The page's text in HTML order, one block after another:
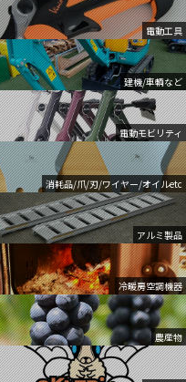
電動工具
建機/車輌など
電動モビリティ
消耗品/爪/刃/ワイヤー/オイルetc
アルミ製品
冷暖房空調機器
農産物